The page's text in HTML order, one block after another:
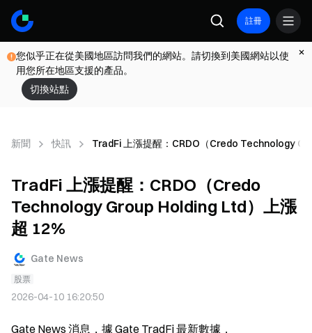
註冊
您似乎正在從美國地區訪問我們的網站。請切換到美國網站以使
用您所在地區支援的產品。
切換站點
新聞 快訊 TradFi 上漲提醒：CRDO（Credo Technology
TradFi 上漲提醒：CRDO（Credo
Technology Group Holding Ltd）上漲
超 12%
Gate News
股票
2026-04-10 16:20:50
Gate News 消息，據 Gate TradFi 最新數據，